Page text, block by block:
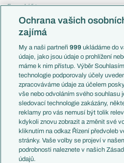
Evropská liga
Mistrovství světa
Liga národů
Témata
Představení týmů MS
EuroSkauting
PL v kostce
Evropské koeficienty
Přestupy
Přestupové spekulace
Zranění
Kluby
Arsenal FC
Chelsea FC
Ochrana vašich
zajímá
My a naši partneři999 ukládáme do
údaje, jako jsou údaje o prohlížení
máme k nim přístup. Výběr
technologie podporovaly účely
zpracováváme údaje za účelem
vše nebo odvoláním svého souhlasu
sledovací technologie zakázány,
reklamy pro vás nemusí být tolik
kdykoli znovu zobrazit a změnit své
kliknutím na odkaz Řízení předvoleb
stránky. Vaše volby se projeví v
podrobnosti naleznete v našich
údajů.